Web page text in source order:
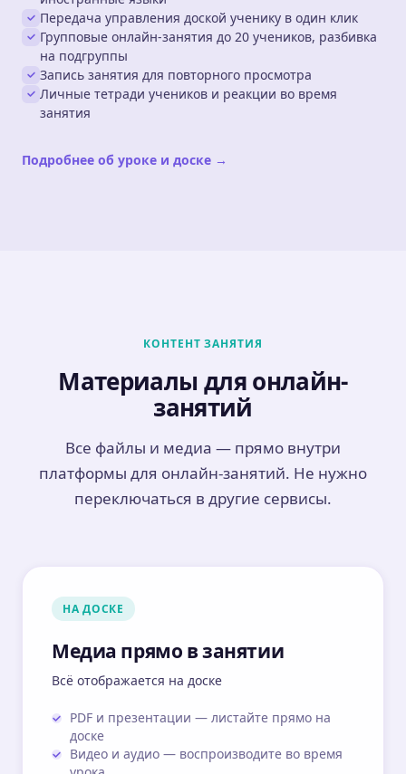
Передача управления доской ученику в один клик
Групповые онлайн-занятия до 20 учеников, разбивка
на подгруппы
Запись занятия для повторного просмотра
Личные тетради учеников и реакции во время
занятия
Подробнее об уроке и доске →
КОНТЕНТ ЗАНЯТИЯ
Материалы для онлайн-
занятий
Все файлы и медиа — прямо внутри
платформы для онлайн-занятий. Не нужно
переключаться в другие сервисы.
НА ДОСКЕ
Медиа прямо в занятии
Всё отображается на доске
PDF и презентации — листайте прямо на
доске
Видео и аудио — воспроизводите во время